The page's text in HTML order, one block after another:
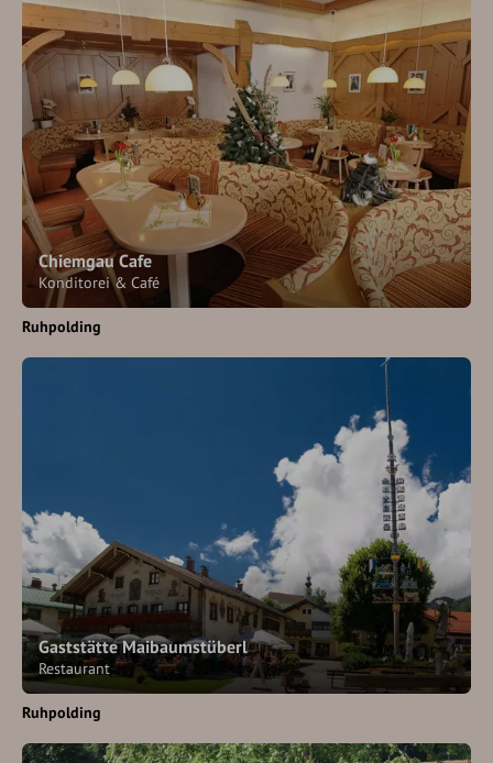
Chiemgau Cafe
Konditorei & Café
Ruhpolding
Gaststätte Maibaumstüberl
Restaurant
Ruhpolding